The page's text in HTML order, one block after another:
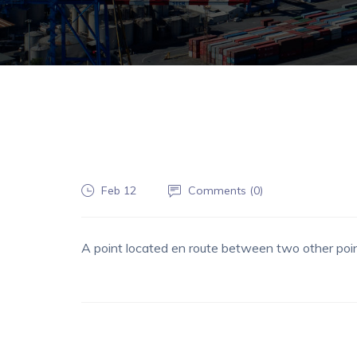
Feb 12 Comments (0)
A point located en route between two other